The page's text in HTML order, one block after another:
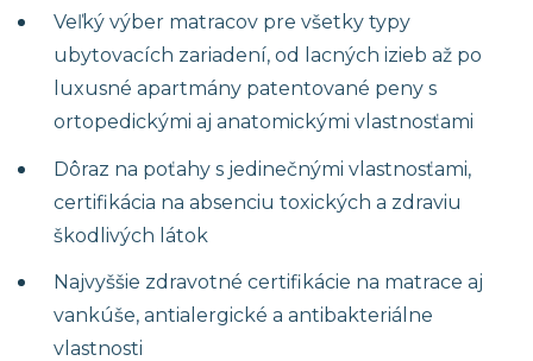
Veľký výber matracov pre všetky typy
ubytovacích zariadení, od lacných izieb až po
luxusné apartmány patentované peny s
ortopedickými aj anatomickými vlastnosťami
Dôraz na poťahy s jedinečnými vlastnosťami,
certifikácia na absenciu toxických a zdraviu
škodlivých látok
Najvyššie zdravotné certifikácie na matrace aj
vankúše, antialergické a antibakteriálne
vlastnosti